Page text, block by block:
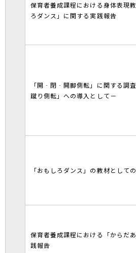
保育者養成課程における身体表現
ろダンス」に関する実践報告
「開‐閉‐開脚側転」に関する調
蹴り側転」への導入として－
「おもしろダンス」の教材として
保育者養成課程における「からだ
践報告